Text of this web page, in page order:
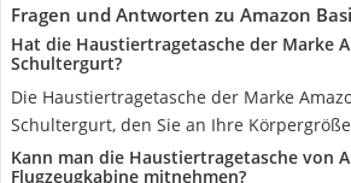
Fragen und Antworten zu Amazon
Hat die Haustiertragetasche der Marke
Schultergurt?
Die Haustiertragetasche der Marke
Schultergurt, den Sie an Ihre
Kann man die Haustiertragetasche von
Flugzeugkabine mitnehmen?